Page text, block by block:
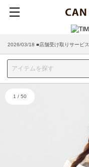
2026/08/04 ■8/13(木)AM2:00～サ
2026/03/18 ■店舗受け取りサービ
1 / 50